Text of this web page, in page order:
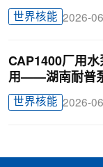
世界核能 2026-
CAP1400厂用
用——湖南耐普
世界核能 2026-